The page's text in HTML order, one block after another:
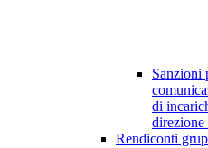
Sanzioni
di
Rendiconti